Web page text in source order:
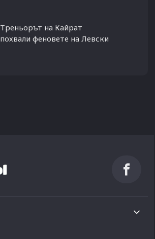
Треньорът на Кайрат
похвали феновете на Левски